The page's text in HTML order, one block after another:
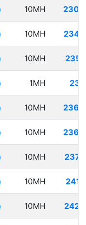
10MH
10MH
10MH
1MH
10MH
10MH
10MH
10MH
10MH